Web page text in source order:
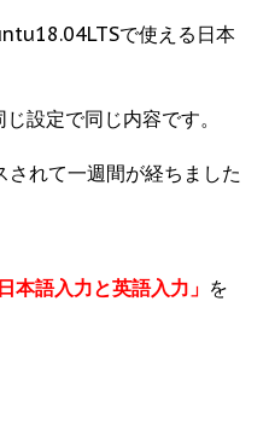
で使える日本
じ設定で同じ内容です。
されて一週間が経ちました
日本語入力と英語入力」 を